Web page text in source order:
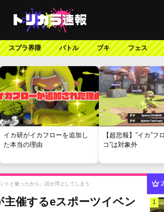
スプラ界隈 バトル ブキ フェス
イカ研がイカフローを追加し
た本当の理由
【超悲報】”イカ”フ
コ”は対象外
トと被ったから」説が浮上してしまう
主催するeスポーツイベン
1